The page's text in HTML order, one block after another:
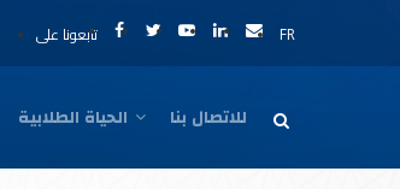
تابعونا على FR
للاتصال بنا